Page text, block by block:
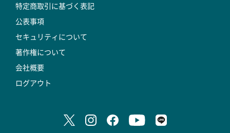
特定商取引に基づく表記
公表事項
セキュリティについて
著作権について
会社概要
ログアウト